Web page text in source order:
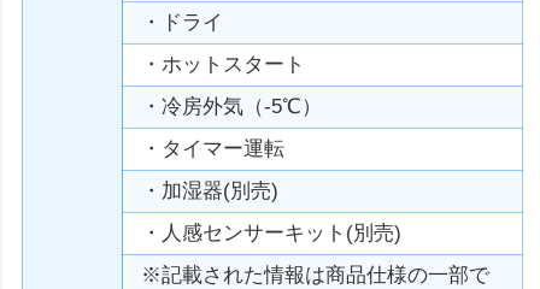
・ドライ
・ホットスタート
・冷房外気（-5℃）
・タイマー運転
・加湿器(別売)
・人感センサーキット(別売)
※記載された情報は商品仕様の一部で